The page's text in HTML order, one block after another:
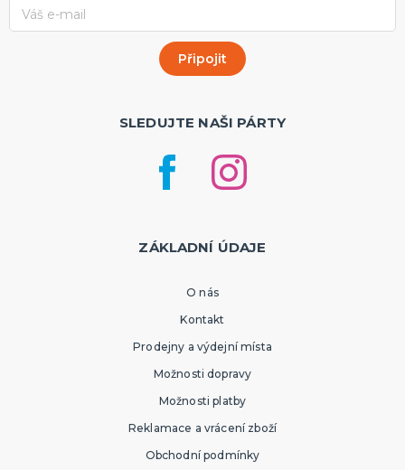
SLEDUJTE NAŠI PÁRTY
ZÁKLADNÍ ÚDAJE
O nás
Kontakt
Prodejny a výdejní místa
Možnosti dopravy
Možnosti platby
Reklamace a vrácení zboží
Obchodní podmínky